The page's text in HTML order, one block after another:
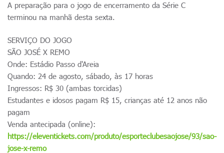
A preparação para o jogo de encerramento da Série C
terminou na manhã desta sexta.
SERVIÇO DO JOGO
SÃO JOSÉ X REMO
Onde: Estádio Passo d'Areia
Quando: 24 de agosto, sábado, às 17 horas
Ingressos: R$ 30 (ambas torcidas)
Estudantes e idosos pagam R$ 15, crianças até 12 anos não
pagam
Venda antecipada (online):
https://eleventickets.com/produto/esporteclubesaojose/93/sao-
jose-x-remo